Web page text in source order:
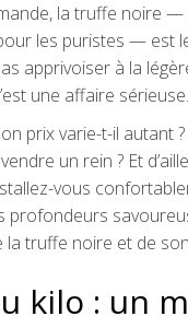
la truffe noire —
les puristes — est
apprivoiser à la
une affaire
prix varie-t-il autant
un rein ? Et
vous
profondeurs
la truffe noire et de
kilo : un